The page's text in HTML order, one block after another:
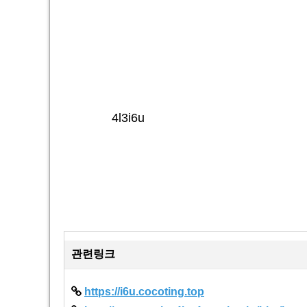
4l3i6u
관련링크
https://i6u.cocoting.top